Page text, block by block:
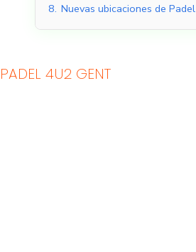
8. Nuevas ubicaciones de Padel
PADEL 4U2 GENT